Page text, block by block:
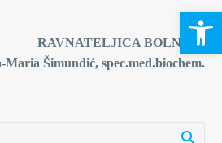
RAVNATELJICA BOLNICE
Maria Šimundić, spec.med.biochem.